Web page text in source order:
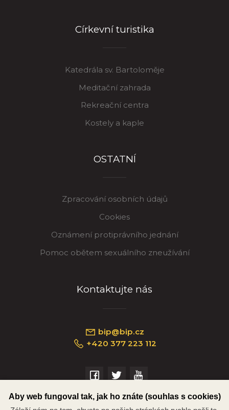
Církevní turistika
Katedrála sv. Bartoloměje
Meditační zahrada
Rekreační centra
Kostely a kaple
OSTATNÍ
Zpracování osobních údajů
Cookies
Oznámení protiprávního jednání
Pomoc obětem sexuálního zneužívání
Kontaktujte nás
bip@bip.cz
+420 377 223 112
Náměstí Republiky 234/35, 301 00 Plzeň
Aby web fungoval tak, jak ho znáte (souhlas s cookies)